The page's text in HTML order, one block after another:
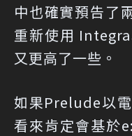
中也確實預告了
重新使用
又更高了一些。
如果Prelude以
看來肯定會基於